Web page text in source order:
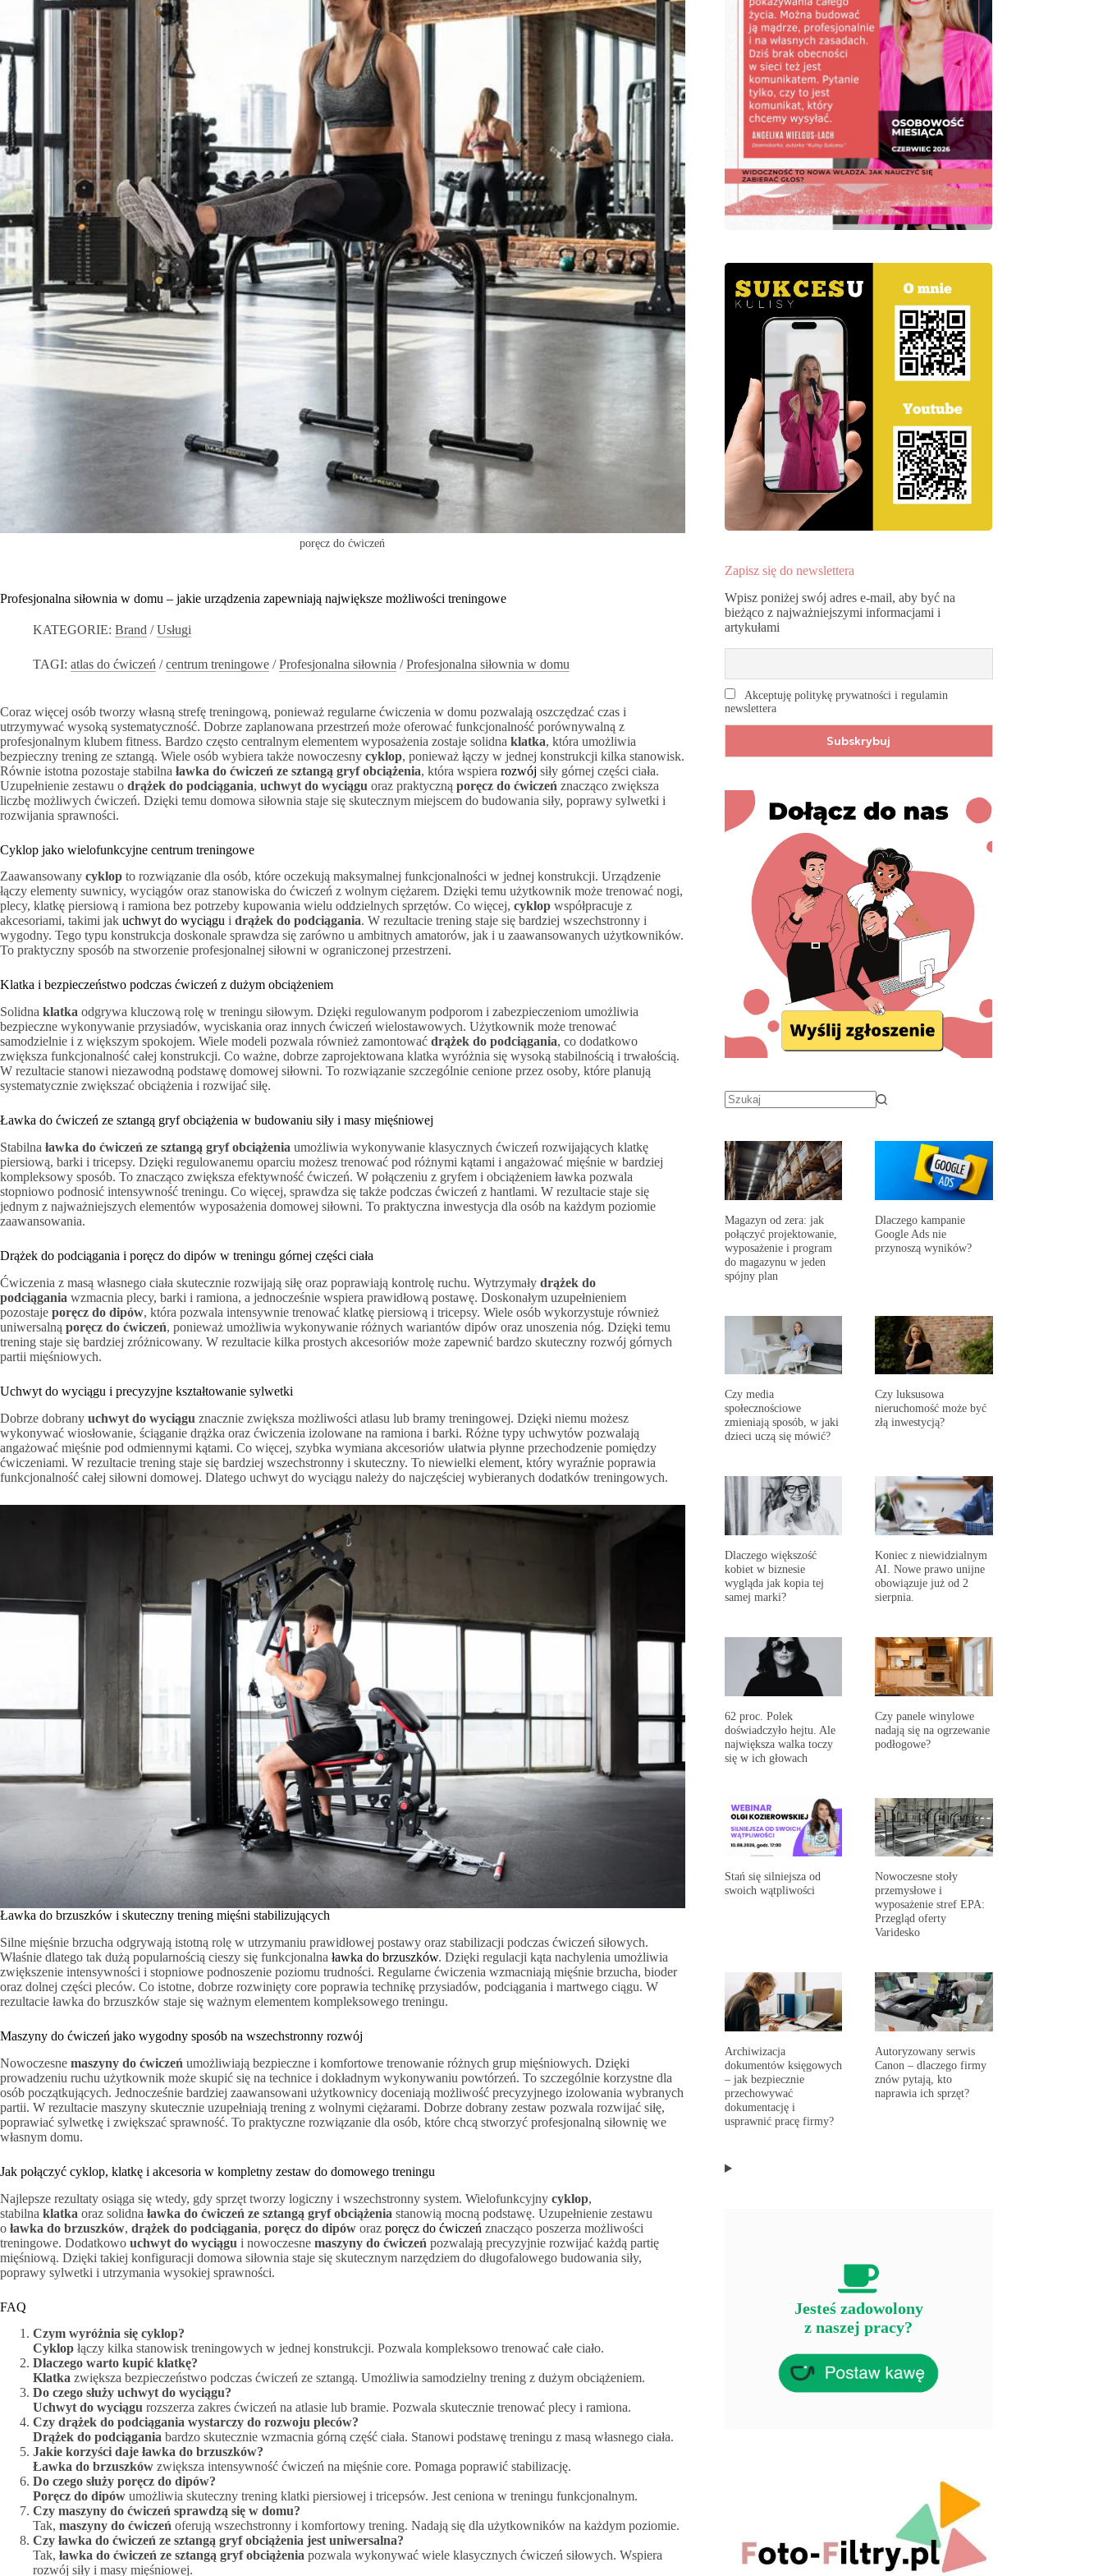
poręcz do ćwiczeń
Profesjonalna siłownia w domu – jakie urządzenia zapewniają największe możliwości treningowe
KATEGORIE: Brand /Usługi
TAGI: atlas do ćwiczeń /centrum treningowe /Profesjonalna siłownia /Profesjonalna siłownia w domu
Coraz więcej osób tworzy własną strefę treningową, ponieważ regularne ćwiczenia w domu pozwalają oszczędzać czas i
utrzymywać wysoką systematyczność. Dobrze zaplanowana przestrzeń może oferować funkcjonalność porównywalną z
profesjonalnym klubem fitness. Bardzo często centralnym elementem wyposażenia zostaje solidna klatka, która umożliwia
bezpieczny trening ze sztangą. Wiele osób wybiera także nowoczesny cyklop, ponieważ łączy w jednej konstrukcji kilka stanowisk.
Równie istotna pozostaje stabilna ławka do ćwiczeń ze sztangą gryf obciążenia, która wspiera rozwój siły górnej części ciała.
Uzupełnienie zestawu o drążek do podciągania, uchwyt do wyciągu oraz praktyczną poręcz do ćwiczeń znacząco zwiększa
liczbę możliwych ćwiczeń. Dzięki temu domowa siłownia staje się skutecznym miejscem do budowania siły, poprawy sylwetki i
rozwijania sprawności.
Cyklop jako wielofunkcyjne centrum treningowe
Zaawansowany cyklop to rozwiązanie dla osób, które oczekują maksymalnej funkcjonalności w jednej konstrukcji. Urządzenie
łączy elementy suwnicy, wyciągów oraz stanowiska do ćwiczeń z wolnym ciężarem. Dzięki temu użytkownik może trenować nogi,
plecy, klatkę piersiową i ramiona bez potrzeby kupowania wielu oddzielnych sprzętów. Co więcej, cyklop współpracuje z
akcesoriami, takimi jak uchwyt do wyciągu i drążek do podciągania. W rezultacie trening staje się bardziej wszechstronny i
wygodny. Tego typu konstrukcja doskonale sprawdza się zarówno u ambitnych amatorów, jak i u zaawansowanych użytkowników.
To praktyczny sposób na stworzenie profesjonalnej siłowni w ograniczonej przestrzeni.
Klatka i bezpieczeństwo podczas ćwiczeń z dużym obciążeniem
Solidna klatka odgrywa kluczową rolę w treningu siłowym. Dzięki regulowanym podporom i zabezpieczeniom umożliwia
bezpieczne wykonywanie przysiadów, wyciskania oraz innych ćwiczeń wielostawowych. Użytkownik może trenować
samodzielnie i z większym spokojem. Wiele modeli pozwala również zamontować drążek do podciągania, co dodatkowo
zwiększa funkcjonalność całej konstrukcji. Co ważne, dobrze zaprojektowana klatka wyróżnia się wysoką stabilnością i trwałością.
W rezultacie stanowi niezawodną podstawę domowej siłowni. To rozwiązanie szczególnie cenione przez osoby, które planują
systematycznie zwiększać obciążenia i rozwijać siłę.
Ławka do ćwiczeń ze sztangą gryf obciążenia w budowaniu siły i masy mięśniowej
Stabilna ławka do ćwiczeń ze sztangą gryf obciążenia umożliwia wykonywanie klasycznych ćwiczeń rozwijających klatkę
piersiową, barki i tricepsy. Dzięki regulowanemu oparciu możesz trenować pod różnymi kątami i angażować mięśnie w bardziej
kompleksowy sposób. To znacząco zwiększa efektywność ćwiczeń. W połączeniu z gryfem i obciążeniem ławka pozwala
stopniowo podnosić intensywność treningu. Co więcej, sprawdza się także podczas ćwiczeń z hantlami. W rezultacie staje się
jednym z najważniejszych elementów wyposażenia domowej siłowni. To praktyczna inwestycja dla osób na każdym poziomie
zaawansowania.
Drążek do podciągania i poręcz do dipów w treningu górnej części ciała
Ćwiczenia z masą własnego ciała skutecznie rozwijają siłę oraz poprawiają kontrolę ruchu. Wytrzymały drążek do
podciągania wzmacnia plecy, barki i ramiona, a jednocześnie wspiera prawidłową postawę. Doskonałym uzupełnieniem
pozostaje poręcz do dipów, która pozwala intensywnie trenować klatkę piersiową i tricepsy. Wiele osób wykorzystuje również
uniwersalną poręcz do ćwiczeń, ponieważ umożliwia wykonywanie różnych wariantów dipów oraz unoszenia nóg. Dzięki temu
trening staje się bardziej zróżnicowany. W rezultacie kilka prostych akcesoriów może zapewnić bardzo skuteczny rozwój górnych
partii mięśniowych.
Uchwyt do wyciągu i precyzyjne kształtowanie sylwetki
Dobrze dobrany uchwyt do wyciągu znacznie zwiększa możliwości atlasu lub bramy treningowej. Dzięki niemu możesz
wykonywać wiosłowanie, ściąganie drążka oraz ćwiczenia izolowane na ramiona i barki. Różne typy uchwytów pozwalają
angażować mięśnie pod odmiennymi kątami. Co więcej, szybka wymiana akcesoriów ułatwia płynne przechodzenie pomiędzy
ćwiczeniami. W rezultacie trening staje się bardziej wszechstronny i skuteczny. To niewielki element, który wyraźnie poprawia
funkcjonalność całej siłowni domowej. Dlatego uchwyt do wyciągu należy do najczęściej wybieranych dodatków treningowych.
Ławka do brzuszków i skuteczny trening mięśni stabilizujących
Silne mięśnie brzucha odgrywają istotną rolę w utrzymaniu prawidłowej postawy oraz stabilizacji podczas ćwiczeń siłowych.
Właśnie dlatego tak dużą popularnością cieszy się funkcjonalna ławka do brzuszków. Dzięki regulacji kąta nachylenia umożliwia
zwiększenie intensywności i stopniowe podnoszenie poziomu trudności. Regularne ćwiczenia wzmacniają mięśnie brzucha, bioder
oraz dolnej części pleców. Co istotne, dobrze rozwinięty core poprawia technikę przysiadów, podciągania i martwego ciągu. W
rezultacie ławka do brzuszków staje się ważnym elementem kompleksowego treningu.
Maszyny do ćwiczeń jako wygodny sposób na wszechstronny rozwój
Nowoczesne maszyny do ćwiczeń umożliwiają bezpieczne i komfortowe trenowanie różnych grup mięśniowych. Dzięki
prowadzeniu ruchu użytkownik może skupić się na technice i dokładnym wykonywaniu powtórzeń. To szczególnie korzystne dla
osób początkujących. Jednocześnie bardziej zaawansowani użytkownicy doceniają możliwość precyzyjnego izolowania wybranych
partii. W rezultacie maszyny skutecznie uzupełniają trening z wolnymi ciężarami. Dobrze dobrany zestaw pozwala rozwijać siłę,
poprawiać sylwetkę i zwiększać sprawność. To praktyczne rozwiązanie dla osób, które chcą stworzyć profesjonalną siłownię we
własnym domu.
Jak połączyć cyklop, klatkę i akcesoria w kompletny zestaw do domowego treningu
Najlepsze rezultaty osiąga się wtedy, gdy sprzęt tworzy logiczny i wszechstronny system. Wielofunkcyjny cyklop,
stabilna klatka oraz solidna ławka do ćwiczeń ze sztangą gryf obciążenia stanowią mocną podstawę. Uzupełnienie zestawu
o ławka do brzuszków, drążek do podciągania, poręcz do dipów oraz poręcz do ćwiczeń znacząco poszerza możliwości
treningowe. Dodatkowo uchwyt do wyciągu i nowoczesne maszyny do ćwiczeń pozwalają precyzyjnie rozwijać każdą partię
mięśniową. Dzięki takiej konfiguracji domowa siłownia staje się skutecznym narzędziem do długofalowego budowania siły,
poprawy sylwetki i utrzymania wysokiej sprawności.
FAQ
Czym wyróżnia się cyklop?
Cyklop łączy kilka stanowisk treningowych w jednej konstrukcji. Pozwala kompleksowo trenować całe ciało.
Dlaczego warto kupić klatkę?
Klatka zwiększa bezpieczeństwo podczas ćwiczeń ze sztangą. Umożliwia samodzielny trening z dużym obciążeniem.
Do czego służy uchwyt do wyciągu?
Uchwyt do wyciągu rozszerza zakres ćwiczeń na atlasie lub bramie. Pozwala skutecznie trenować plecy i ramiona.
Czy drążek do podciągania wystarczy do rozwoju pleców?
Drążek do podciągania bardzo skutecznie wzmacnia górną część ciała. Stanowi podstawę treningu z masą własnego ciała.
Jakie korzyści daje ławka do brzuszków?
Ławka do brzuszków zwiększa intensywność ćwiczeń na mięśnie core. Pomaga poprawić stabilizację.
Do czego służy poręcz do dipów?
Poręcz do dipów umożliwia skuteczny trening klatki piersiowej i tricepsów. Jest ceniona w treningu funkcjonalnym.
Czy maszyny do ćwiczeń sprawdzą się w domu?
Tak, maszyny do ćwiczeń oferują wszechstronny i komfortowy trening. Nadają się dla użytkowników na każdym poziomie.
Czy ławka do ćwiczeń ze sztangą gryf obciążenia jest uniwersalna?
Tak, ławka do ćwiczeń ze sztangą gryf obciążenia pozwala wykonywać wiele klasycznych ćwiczeń siłowych. Wspiera
rozwój siły i masy mięśniowej.
Zapisz się do newslettera
Wpisz poniżej swój adres e-mail, aby być na
bieżąco z najważniejszymi informacjami i
artykułami
Akceptuję politykę prywatności i regulamin
newslettera
Magazyn od zera: jak
połączyć projektowanie,
wyposażenie i program
do magazynu w jeden
spójny plan
Dlaczego kampanie
Google Ads nie
przynoszą wyników?
Czy media
społecznościowe
zmieniają sposób, w jaki
dzieci uczą się mówić?
Czy luksusowa
nieruchomość może być
złą inwestycją?
Dlaczego większość
kobiet w biznesie
wygląda jak kopia tej
samej marki?
Koniec z niewidzialnym
AI. Nowe prawo unijne
obowiązuje już od 2
sierpnia.
62 proc. Polek
doświadczyło hejtu. Ale
największa walka toczy
się w ich głowach
Czy panele winylowe
nadają się na ogrzewanie
podłogowe?
Stań się silniejsza od
swoich wątpliwości
Nowoczesne stoły
przemysłowe i
wyposażenie stref EPA:
Przegląd oferty
Varidesko
Archiwizacja
dokumentów księgowych
– jak bezpiecznie
przechowywać
dokumentację i
usprawnić pracę firmy?
Autoryzowany serwis
Canon – dlaczego firmy
znów pytają, kto
naprawia ich sprzęt?
Jesteś zadowolony
z naszej pracy?